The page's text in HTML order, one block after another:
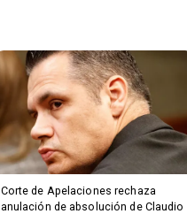
Corte de Apelaciones rechaza
anulación de absolución de Claudio